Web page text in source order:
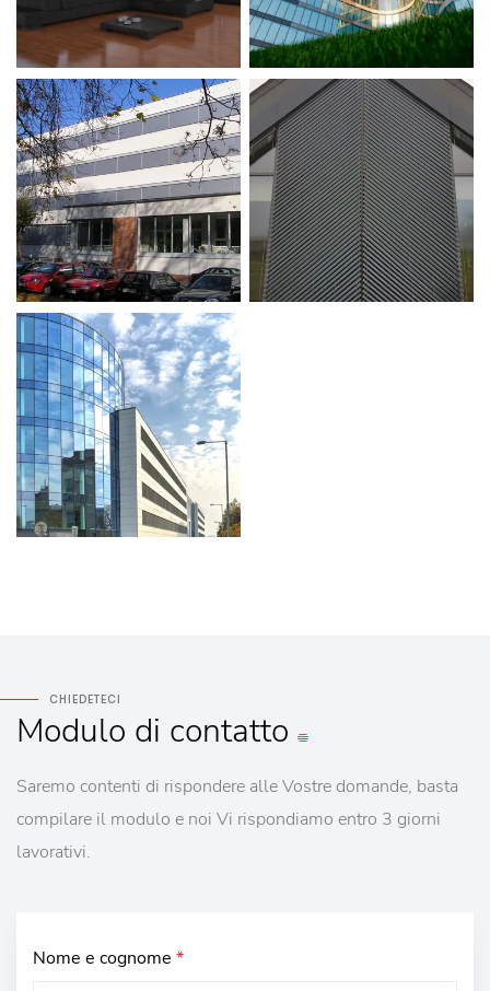
CHIEDETECI
Modulo di contatto
Saremo contenti di rispondere alle Vostre domande, basta
compilare il modulo e noi Vi rispondiamo entro 3 giorni
lavorativi.
Nome e cognome *